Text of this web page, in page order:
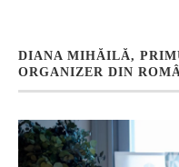
DIANA MIHĂILĂ,
ORGANIZER DIN